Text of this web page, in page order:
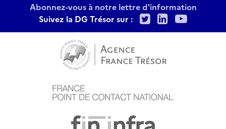
Abonnez-vous à notre lettre d'information
Suivez la DG Trésor sur :
TwitterLinkedIn